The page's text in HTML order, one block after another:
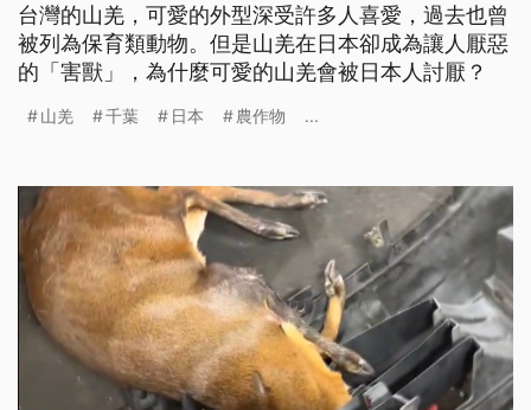
台灣的山羌，可愛的外型深受許多人喜愛，過去也曾
被列為保育類動物。但是山羌在日本卻成為讓人厭惡
的「害獸」，為什麼可愛的山羌會被日本人討厭？
山羌 千葉 日本 農作物 ...